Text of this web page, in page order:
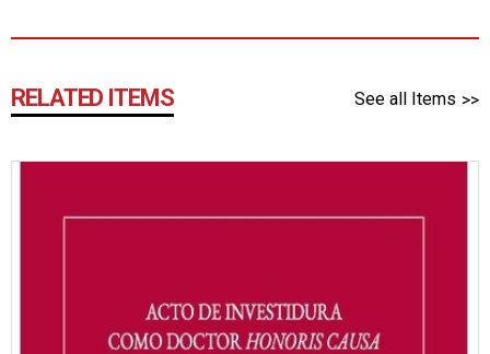
RELATED ITEMS See all Items